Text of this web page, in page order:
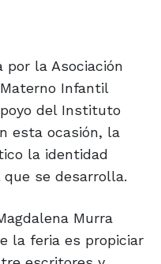
por la Asociación
Infantil
del Instituto
esta ocasión, la
la identidad
se desarrolla.
Murra
la feria es propiciar